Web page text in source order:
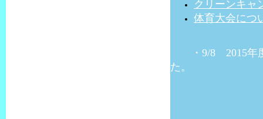
クリーンキャ
体育大会につ
・9/8 2015年度
た。